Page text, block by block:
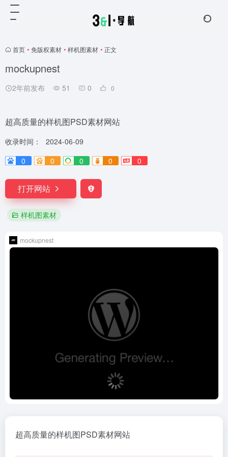
首页 • 免版权素材 • 样机图素材 • 正文
mockupnest
2年前发布 51 0 0
超高质量的样机图PSD素材网站
收录时间：
2024-06-09
0
0 0 0 0
打开网站
样机图素材
mockupnest
超高质量的样机图PSD素材网站